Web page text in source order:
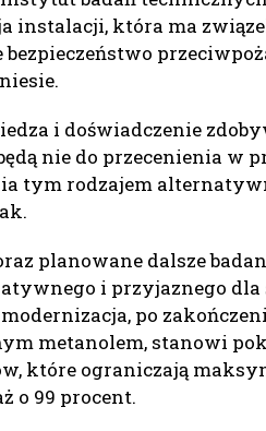
instalacji, która ma
bezpieczeństwo
i doświadczenie
nie do przecenienia w
tym rodzajem
planowane dalsze
i przyjaznego
po
metanolem, stanowi
które ograniczają
o 99 procent.